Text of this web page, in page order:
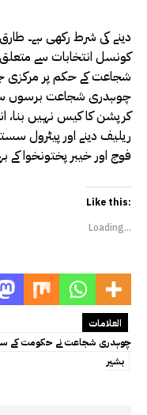
دینے کی شرط رکھی ہے۔
کونسل انتخابات سے
شجاعت کے حکم پر مرکزی
چوہدری شجاعت برسوں
کرپشن کا کیس نہیں بنا،
ریلیف دینے اور پیٹرول
فوج اور خیبر پختونخوا
Like this:
Loading...
العلامات
چوہدری شجاعت نے حکومت کے
بشیر